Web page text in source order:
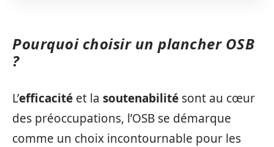
Pourquoi choisir un plancher OSB
?
L’efficacité et la soutenabilité sont au cœur
des préoccupations, l’OSB se démarque
comme un choix incontournable pour les